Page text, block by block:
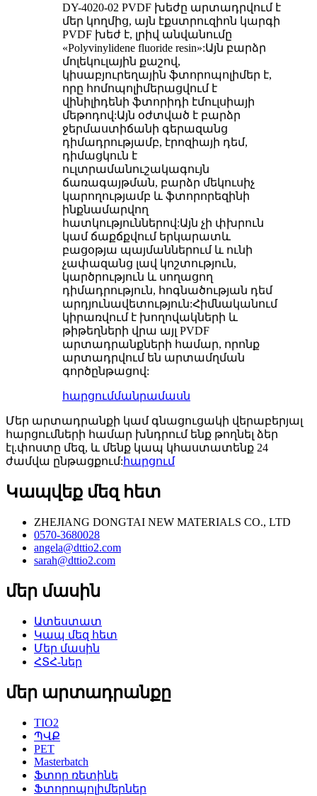
DY-4020-02 PVDF խեժը արտադրվում է
մեր կողմից, այն էքստրուզիոն կարգի
PVDF խեժ է, լրիվ անվանումը
«Polyvinylidene fluoride resin»:Այն բարձր
մոլեկուլային քաշով,
կիսաբյուրեղային ֆտորոպոլիմեր է,
որը հոմոպոլիմերացվում է
վինիլիդենի ֆտորիդի էմուլսիայի
մեթոդով:Այն օժտված է բարձր
ջերմաստիճանի գերազանց
դիմադրությամբ, էրոզիայի դեմ,
դիմացկուն է
ուլտրամանուշակագույն
ճառագայթման, բարձր մեկուսիչ
կարողությամբ և ֆտորորեզինի
ինքնամարվող
հատկություններով:Այն չի փխրուն
կամ ճաքճքվում երկարատև
բացօթյա պայմաններում և ունի
չափազանց լավ կոշտություն,
կարծրություն և սողացող
դիմադրություն, հոգնածության դեմ
արդյունավետություն:Հիմնականում
կիրառվում է խողովակների և
թիթեղների վրա այլ PVDF
արտադրանքների համար, որոնք
արտադրվում են արտամղման
գործընթացով:
հարցումմանրամասն
Մեր արտադրանքի կամ գնացուցակի վերաբերյալ
հարցումների համար խնդրում ենք թողնել ձեր
էլ.փոստը մեզ, և մենք կապ կհաստատենք 24
ժամվա ընթացքում: հարցում
Կապվեք մեզ հետ
ZHEJIANG DONGTAI NEW MATERIALS CO., LTD
0570-3680028
angela@dttio2.com
sarah@dttio2.com
մեր մասին
Ատեստատ
Կապ մեզ հետ
Մեր մասին
ՀՏՀ-ներ
մեր արտադրանքը
TIO2
ՊՎՔ
PET
Masterbatch
Ֆտոր ռետինե
Ֆտորոպոլիմերներ